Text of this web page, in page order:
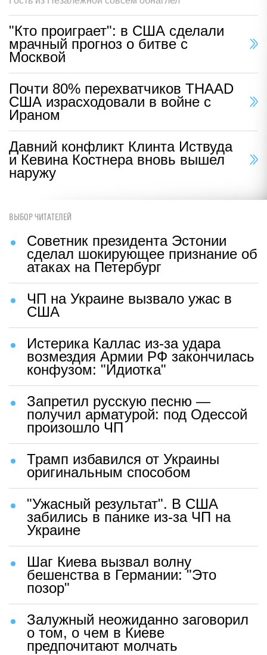
"Кто проиграет": в США сделали
мрачный прогноз о битве с
Москвой
Почти 80% перехватчиков THAAD
США израсходовали в войне с
Ираном
Давний конфликт Клинта Иствуда
и Кевина Костнера вновь вышел
наружу
ВЫБОР ЧИТАТЕЛЕЙ
Советник президента Эстонии
сделал шокирующее признание об
атаках на Петербург
ЧП на Украине вызвало ужас в
США
Истерика Каллас из-за удара
возмездия Армии РФ закончилась
конфузом: "Идиотка"
Запретил русскую песню —
получил арматурой: под Одессой
произошло ЧП
Трамп избавился от Украины
оригинальным способом
"Ужасный результат". В США
забились в панике из-за ЧП на
Украине
Шаг Киева вызвал волну
бешенства в Германии: "Это
позор"
Залужный неожиданно заговорил
о том, о чем в Киеве
предпочитают молчать